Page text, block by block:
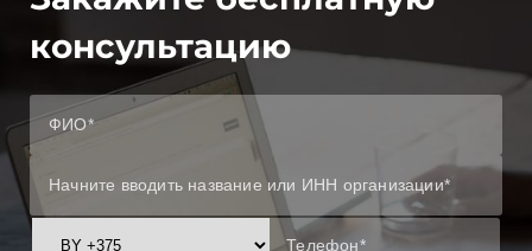
консультацию